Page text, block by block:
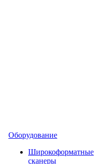
Оборудование
Широкоформатные
сканеры